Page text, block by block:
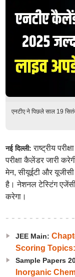
एनटीए ने पिछले साल 19
नई दिल्ली:राष्ट्रीय
परीक्षा कैलेंडर जारी
मेन, सीयूईटी और
है। नेशनल टेस्टिंग
करेगा।
JEE Main:
Scoring
Sample Papers
Inorganic